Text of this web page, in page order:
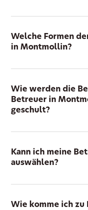
Welche Formen
in Montmollin?
Wie werden die
Betreuer in
geschult?
Kann ich meine
auswählen?
Wie komme ich zu